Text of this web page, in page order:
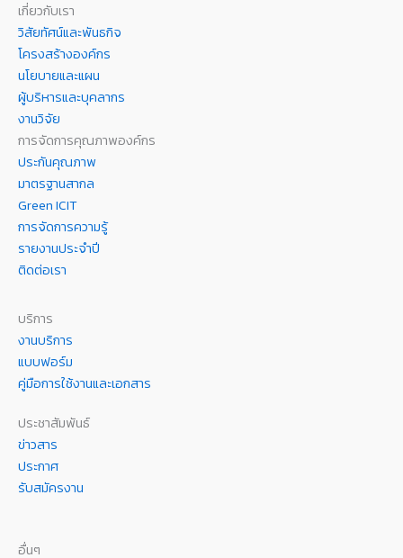
เกี่ยวกับเรา
วิสัยทัศน์และพันธกิจ
โครงสร้างองค์กร
นโยบายและแผน
ผู้บริหารและบุคลากร
งานวิจัย
การจัดการคุณภาพองค์กร
ประกันคุณภาพ
มาตรฐานสากล
Green ICIT
การจัดการความรู้
รายงานประจำปี
ติดต่อเรา
บริการ
งานบริการ
แบบฟอร์ม
คู่มือการใช้งานและเอกสาร
ประชาสัมพันธ์
ข่าวสาร
ประกาศ
รับสมัครงาน
อื่นๆ